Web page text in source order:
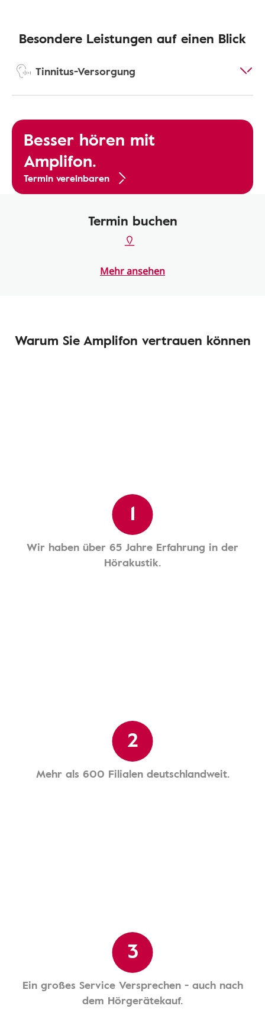
Besondere Leistungen auf einen Blick
Tinnitus-Versorgung
Besser hören mit
Amplifon.
Termin vereinbaren
Termin buchen
Mehr ansehen
Warum Sie Amplifon vertrauen können
1
Wir haben über 65 Jahre Erfahrung in der
Hörakustik.
2
Mehr als 600 Filialen deutschlandweit.
3
Ein großes Service Versprechen - auch nach
dem Hörgerätekauf.